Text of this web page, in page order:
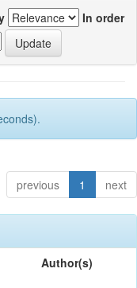
In order
previous 1 next
Author(s)